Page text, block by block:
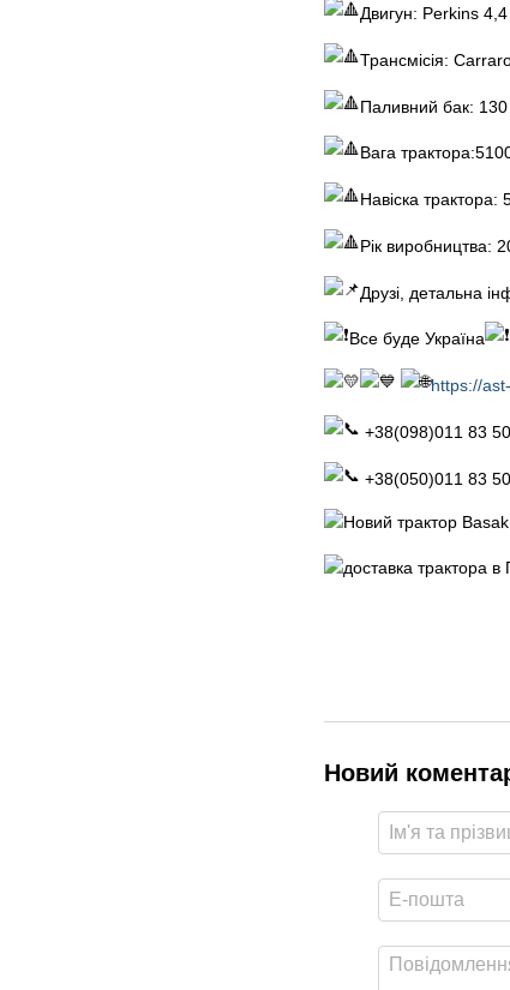
Двигун: Perkins 4,4
Трансмісія:
Паливний бак: 130
Вага
Навіска трактора:
Рік виробництва:
Друзі, детальна
Все буде Україна
https://
+38(098)011 83 50
+38(050)011 83 50
Новий